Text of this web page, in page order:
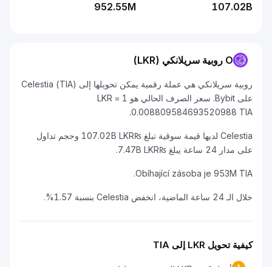
107.02B
952.55M
O روبية سريلانكي (LKR)
روبية سريلانكي هي عملة رقمية يمكن تحويلها إلى Celestia (TIA)
على Bybit. سعر الصرف الحالي هو 1 LKR =
0.008809584693520988 TIA.
Celestia لديها قيمة سوقية تبلغ ₨107.02B LKR وحجم تداول
على مدار 24 ساعة يبلغ ₨7.47B LKR.
Obíhající zásoba je 953M TIA.
خلال الـ 24 ساعة الماضية، انخفض Celestia بنسبة 1.57%.
كيفية تحويل LKR إلى TIA